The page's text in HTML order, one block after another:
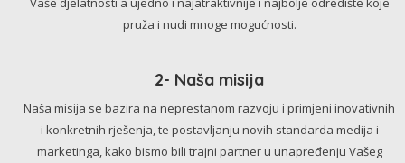
pruža i nudi mnoge mogućnosti.
2- Naša misija
Naša misija se bazira na neprestanom razvoju i primjeni inovativnih
i konkretnih rješenja, te postavljanju novih standarda medija i
marketinga, kako bismo bili trajni partner u unapređenju Vašeg